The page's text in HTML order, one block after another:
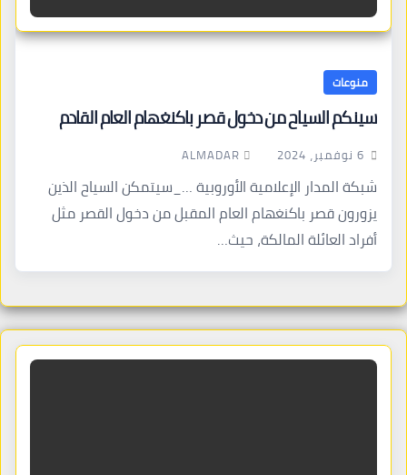
منوعات
سينكم السياح من دخول قصر باكنغهام العام القادم
6 نوفمبر، 2024 ALMADAR
شبكة المدار الإعلامية الأوروبية …_سيتمكن السياح الذين
يزورون قصر باكنغهام العام المقبل من دخول القصر مثل
أفراد العائلة المالكة، حيث…